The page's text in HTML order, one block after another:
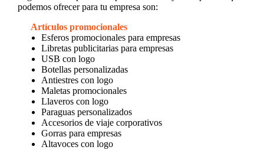
podemos ofrecer para tu empresa son:
Artículos promocionales
Esferos promocionales para empresas
Libretas publicitarias para empresas
USB con logo
Botellas personalizadas
Antiestres con logo
Maletas promocionales
Llaveros con logo
Paraguas personalizados
Accesorios de viaje corporativos
Gorras para empresas
Altavoces con logo